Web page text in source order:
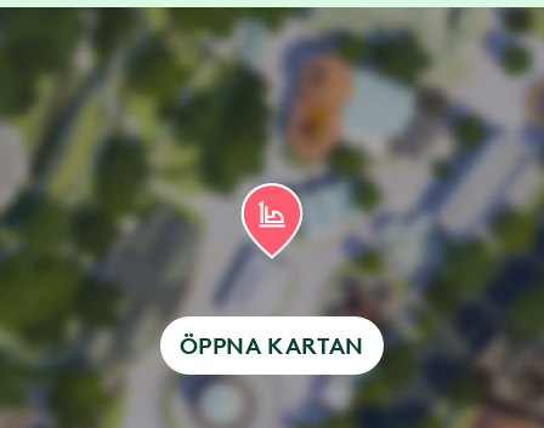
ÖPPNA KARTAN